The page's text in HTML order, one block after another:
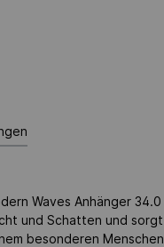
Waves Anhänger
und Schatten und
besonderen